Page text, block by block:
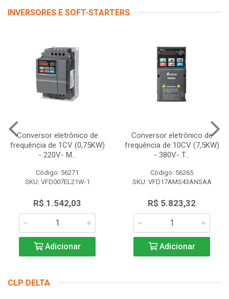
INVERSORES E SOFT-STARTERS
Conversor eletrônico de
frequência de 1CV (0,75KW)
- 220V- M...
Código: 56271
SKU: VFD007EL21W-1
R$ 1.542,03
Adicionar
Conversor eletrônico de
frequência de 10CV (7,5KW)
- 380V- T...
Código: 56265
SKU: VFD17AMS43ANSAA
R$ 5.823,32
Adicionar
CLP DELTA